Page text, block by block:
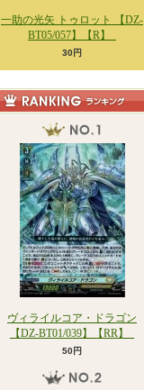
一助の光矢 トゥロット 【DZ-
BT05/057】【R】_
30円
ヴィライルコア・ドラゴン
【DZ-BT01/039】【RR】_
50円